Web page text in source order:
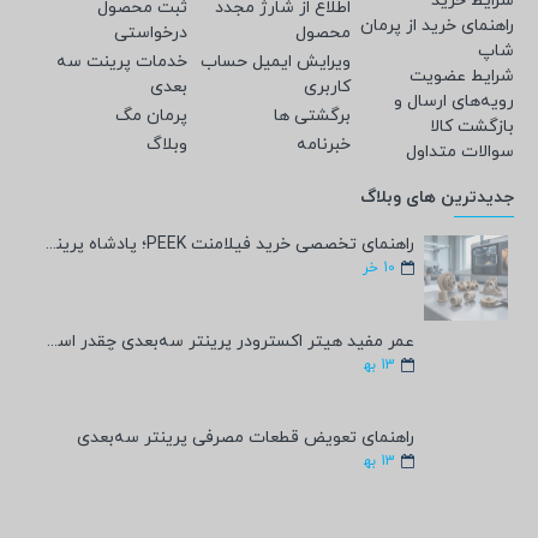
راهنمای خرید از پرمان
شاپ
شرایط عضویت
رویه‌های ارسال و
بازگشت کالا
سوالات متداول
اطلاع از شارژ مجدد
محصول
ویرایش ایمیل حساب
کاربری
برگشتی ها
خبرنامه
ثبت محصول
درخواستی
خدمات پرینت سه
بعدی
پرمان مگ
وبلاگ
جدیدترین های وبلاگ
راهنمای تخصصی خرید فیلامنت PEEK؛ پادشاه پرینت سه‌بعدی صنعتی و پزشکی + مشخصات فنی
10 خر
عمر مفید هیتر اکسترودر پرینتر سه‌بعدی چقدر است؟
13 به‍
راهنمای تعویض قطعات مصرفی پرینتر سه‌بعدی
13 به‍